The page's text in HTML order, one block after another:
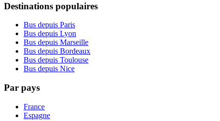
Destinations populaires
Bus depuis Paris
Bus depuis Lyon
Bus depuis Marseille
Bus depuis Bordeaux
Bus depuis Toulouse
Bus depuis Nice
Par pays
France
Espagne